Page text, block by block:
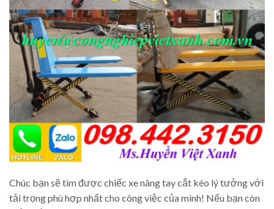
Chúc bạn sẽ tìm được chiếc xe nâng tay cắt kéo lý tưởng với
tải trọng phù hợp nhất cho công việc của mình! Nếu bạn còn